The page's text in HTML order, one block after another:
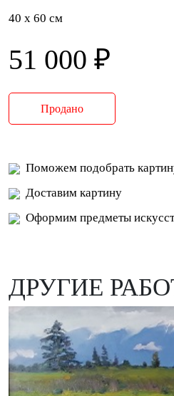
40 x 60 см
51 000 ₽
Продано
Поможем подобрать
Доставим картину
Оформим предметы
ДРУГИЕ